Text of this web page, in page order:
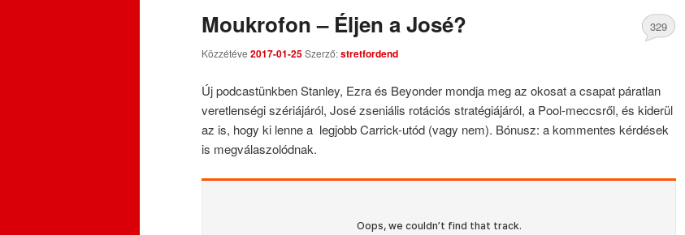
Moukrofon – Éljen a José?
Közzétéve 2017-01-25Szerző:stretfordend
329
Új podcastünkben Stanley, Ezra és Beyonder mondja meg az okosat a csapat páratlan
veretlenségi szériájáról, José zseniális rotációs stratégiájáról, a Pool-meccsről, és kiderül
az is, hogy ki lenne a legjobb Carrick-utód (vagy nem). Bónusz: a kommentes kérdések
is megválaszolódnak.